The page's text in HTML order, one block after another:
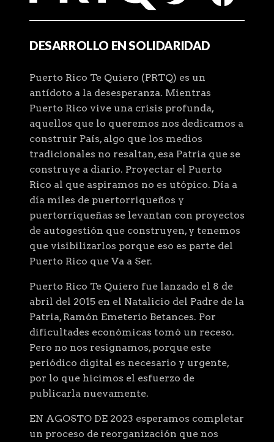
DESARROLLO EN SOLIDARIDAD
Puerto Rico Te Quiero (PRTQ) es un
antídoto a la desesperanza. Mientras
Puerto Rico vive una crisis profunda,
aquellos que lo queremos nos dedicamos a
construir País, algo que los medios
tradicionales no resaltan, esa Patria que se
construye a diario. Proyectar el Puerto
Rico al que aspiramos no es utópico. Día a
día miles de puertorriqueños y
puertorriqueñas se levantan con proyectos
de autogestión que construyen, y tenemos
que visibilizarlos porque eso es parte del
Puerto Rico que Va a Ser.
Puerto Rico Te Quiero fue lanzado el 8 de
abril del 2015 en el Natalicio del Padre de la
Patria, Ramón Emeterio Betances. Por
dificultades económicas tomó un receso.
Pero no nos resignamos, porque este
periódico digital es necesario y urgente,
por lo que hicimos el esfuerzo de
publicarla nuevamente.
EN AGOSTO DE 2023 esperamos completar
un proceso de reorganización que nos